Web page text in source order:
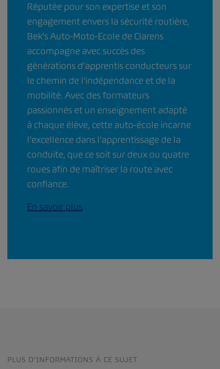
Réputée pour son expertise et son
engagement envers la sécurité routière,
Bek's Auto-Moto-Ecole de Clarens
accompagne avec succès des
générations d'apprentis conducteurs sur
le chemin de l'indépendance et de la
mobilité. Avec des formateurs
passionnés et un enseignement adapté
à chaque élève, cette auto-école incarne
l'excellence dans l'apprentissage de la
conduite, que ce soit sur deux ou quatre
roues afin de maîtriser la route avec
confiance.
En savoir plus
PLUS D’INFORMATIONS À CE SUJET